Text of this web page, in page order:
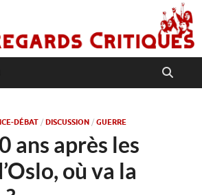
DÉBAT / DISCUSSION / GUERRE
ans après les
où va la